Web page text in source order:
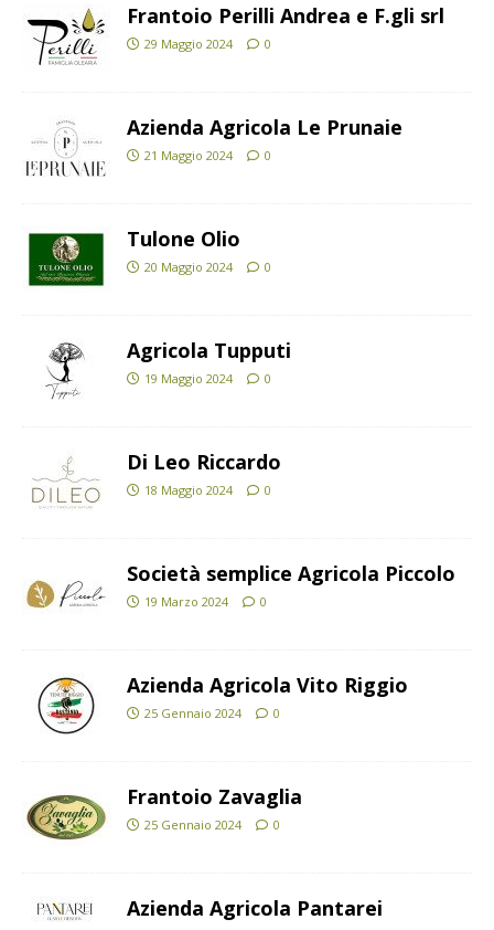
Frantoio Perilli Andrea e F.gli srl
29 Maggio 2024 0
Azienda Agricola Le Prunaie
21 Maggio 2024 0
Tulone Olio
20 Maggio 2024 0
Agricola Tupputi
19 Maggio 2024 0
Di Leo Riccardo
18 Maggio 2024 0
Società semplice Agricola Piccolo
19 Marzo 2024 0
Azienda Agricola Vito Riggio
25 Gennaio 2024 0
Frantoio Zavaglia
25 Gennaio 2024 0
Azienda Agricola Pantarei